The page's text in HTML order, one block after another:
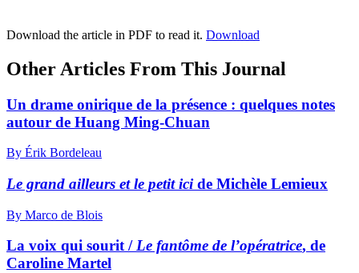
Download the article in PDF to read it. Download
Other Articles From This Journal
Un drame onirique de la présence : quelques notes
autour de Huang Ming-Chuan
By Érik Bordeleau
Le grand ailleurs et le petit icide Michèle Lemieux
By Marco de Blois
La voix qui sourit /Le fantôme de l’opératrice, de
Caroline Martel